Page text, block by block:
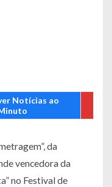
Notícias ao
da
vencedora da
no Festival de